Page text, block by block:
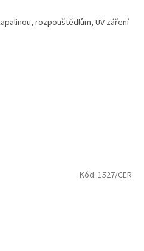
rozpouštědlům, UV záření
Kód: 1527/CER